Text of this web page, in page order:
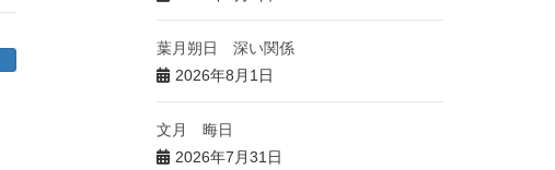
葉月朔日 深い関係
2026年8月1日
文月 晦日
2026年7月31日